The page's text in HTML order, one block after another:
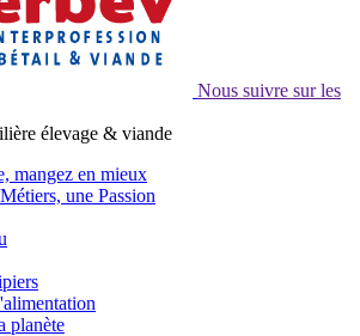
Nous suivre sur les
élevage & viande
mangez en mieux
une Passion
planète